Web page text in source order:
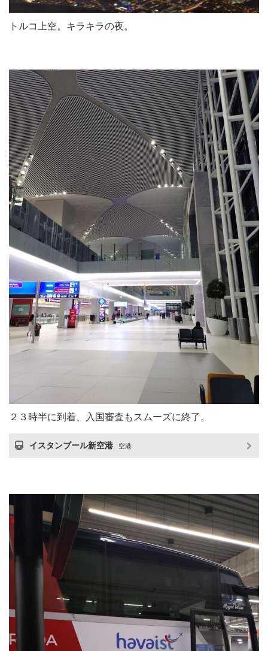
トルコ上空。キラキラの夜。
２３時半に到着、入国審査もスムーズに終了。
イスタンブール新空港 空港